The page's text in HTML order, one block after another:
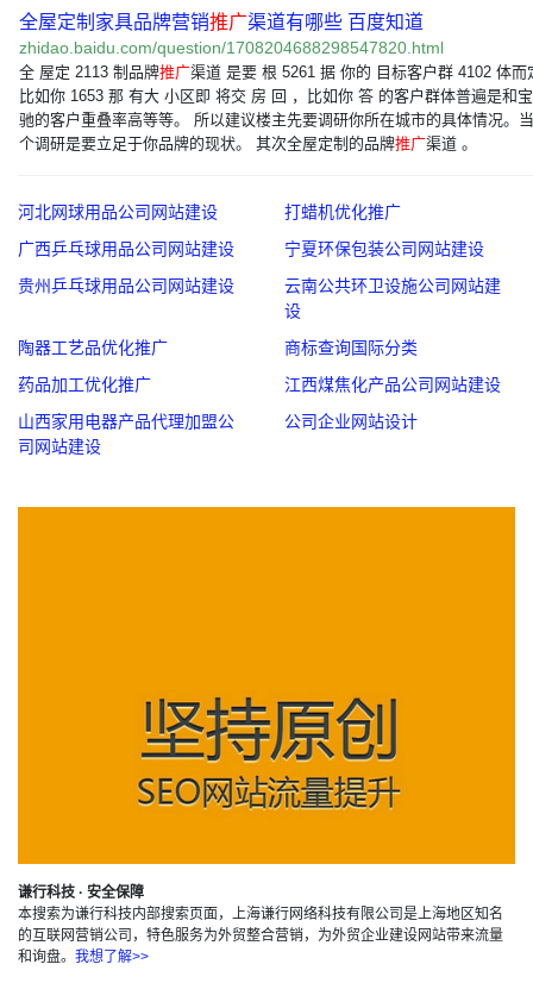
全屋定制家具品牌营销推广渠道有哪些 百度知道
zhidao.baidu.com/question/1708204688298547820.html
全 屋定 2113 制品牌推广渠道 是要 根 5261 据 你的 目标客户群 4102 体而
比如你 1653 那 有大 小区即 将交 房 回 ，比如你 答 的客户群体普遍是和
驰的客户重叠率高等等。 所以建议楼主先要调研你所在城市的具体情况。
个调研是要立足于你品牌的现状。 其次全屋定制的品牌推广渠道 。
河北网球用品公司网站建设
打蜡机优化推广
广西乒乓球用品公司网站建设
宁夏环保包装公司网站建设
贵州乒乓球用品公司网站建设
云南公共环卫设施公司网站建
设
陶器工艺品优化推广
商标查询国际分类
药品加工优化推广
江西煤焦化产品公司网站建设
山西家用电器产品代理加盟公
司网站建设
公司企业网站设计
谦行科技 · 安全保障
本搜索为谦行科技内部搜索页面，上海谦行网络科技有限公司是上海地区知名
的互联网营销公司，特色服务为外贸整合营销，为外贸企业建设网站带来流量
和询盘。 我想了解>>